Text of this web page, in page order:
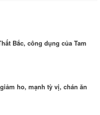
Bắc, công dụng của Tam
ho, mạnh tỳ vị, chán ăn